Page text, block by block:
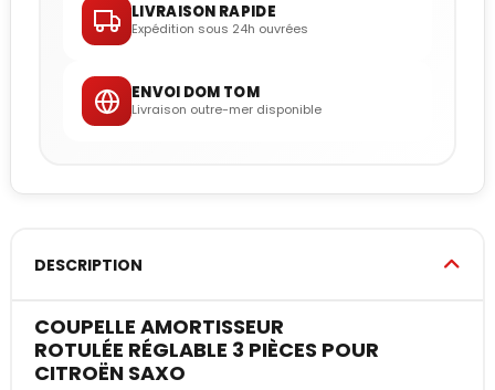
LIVRAISON RAPIDE
Expédition sous 24h ouvrées
ENVOI DOM TOM
Livraison outre-mer disponible
DESCRIPTION
COUPELLE AMORTISSEUR
ROTULÉE RÉGLABLE 3 PIÈCES POUR
CITROËN SAXO